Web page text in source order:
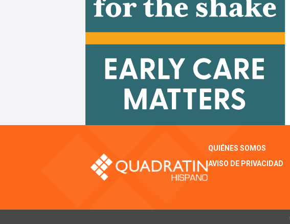
QUIÉNES SOMOS
AVISO DE PRIVACIDAD